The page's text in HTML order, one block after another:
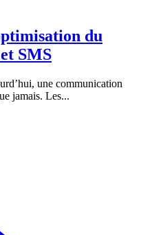
du
SMS
une communication
jamais. Les...